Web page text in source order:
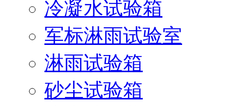
冷凝水试验箱
军标淋雨试验室
淋雨试验箱
砂尘试验箱